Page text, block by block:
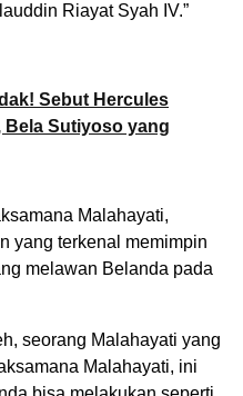
Riayat Syah IV.”
Sebut Hercules
Bela Sutiyoso yang
Malahayati,
yang terkenal memimpin
melawan Belanda pada
seorang Malahayati yang
Malahayati, ini